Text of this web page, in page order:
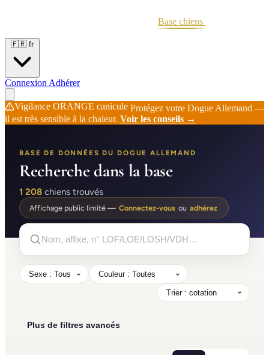
Base chiens
🇫🇷 fr
Connexion Adhérer
Vigilance ORANGE canicule Protégez votre Dogue Allemand —
il est très sensible à la chaleur. Voir les conseils →
BASE DE DONNÉES DU DOGUE ALLEMAND
Recherche dans la base
1 208 chiens trouvés
Affichage public limité — Connectez-vous ou adhérez
Plus de filtres avancés